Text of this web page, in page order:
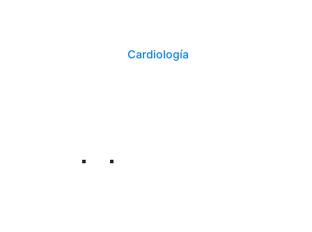
Cardiología